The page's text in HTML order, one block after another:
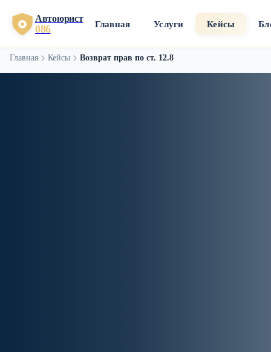
Автоюрист
086 Главная Услуги Кейсы
Главная Кейсы Возврат прав по ст. 12.8